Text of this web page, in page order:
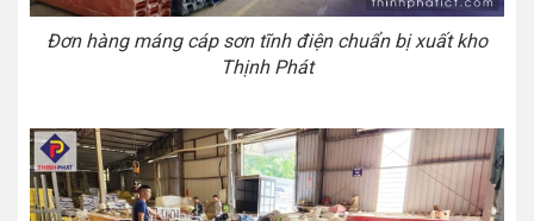
Đơn hàng máng cáp sơn tĩnh điện chuẩn bị xuất kho
Thịnh Phát